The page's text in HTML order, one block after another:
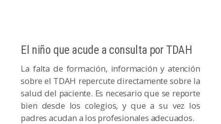
El niño que acude a consulta por TDAH
La falta de formación, información y atención
sobre el TDAH repercute directamente sobre la
salud del paciente. Es necesario que se reporte
bien desde los colegios, y que a su vez los
padres acudan a los profesionales adecuados.